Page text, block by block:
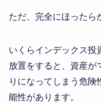
ただ、完全にほったら
いくらインデックス投
放置をすると、資産が
りになってしまう危
能性があります。